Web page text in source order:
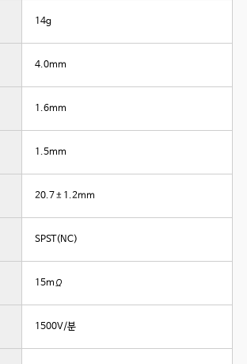
14g
4.0mm
1.6mm
1.5mm
20.7±1.2mm
SPST(NC)
15mΩ
1500V/분